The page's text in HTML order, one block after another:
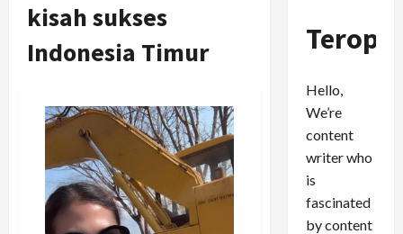
kisah sukses
Indonesia Timur
Hello,
We’re
content
writer who
is
fascinated
by content